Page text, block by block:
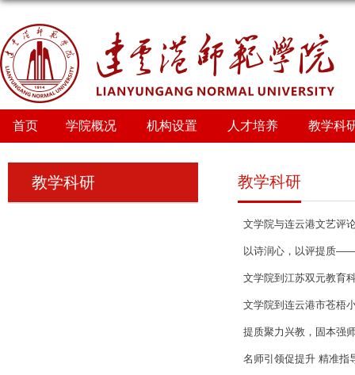
首页 学院概况 机构设置 人才培养 教学科
教学科研 教学科研
文学院与连云港文艺评
以诗润心，以评提质——
文学院到江苏双元教育
文学院到连云港市苍梧
提质聚力兴教，固本强
名师引领促提升 精准